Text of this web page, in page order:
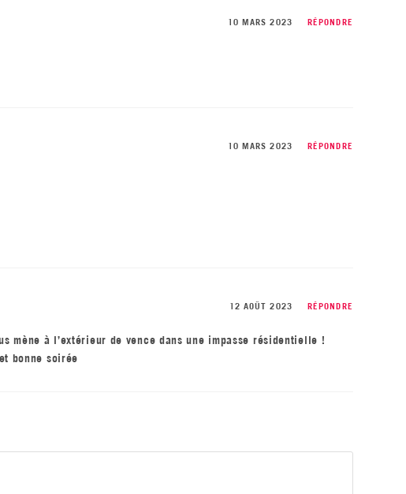
10 MARS 2023 RÉPONDRE
10 MARS 2023 RÉPONDRE
12 AOÛT 2023 RÉPONDRE
mène à l’extérieur de vence dans une impasse résidentielle !
bonne soirée